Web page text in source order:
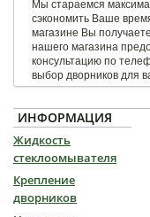
Мы стараемся
сэкономить Ваше
магазине Вы
нашего магазина
консультацию по
выбор дворников для
ИНФОРМАЦИЯ
Жидкость
стеклоомывателя
Крепление
дворников